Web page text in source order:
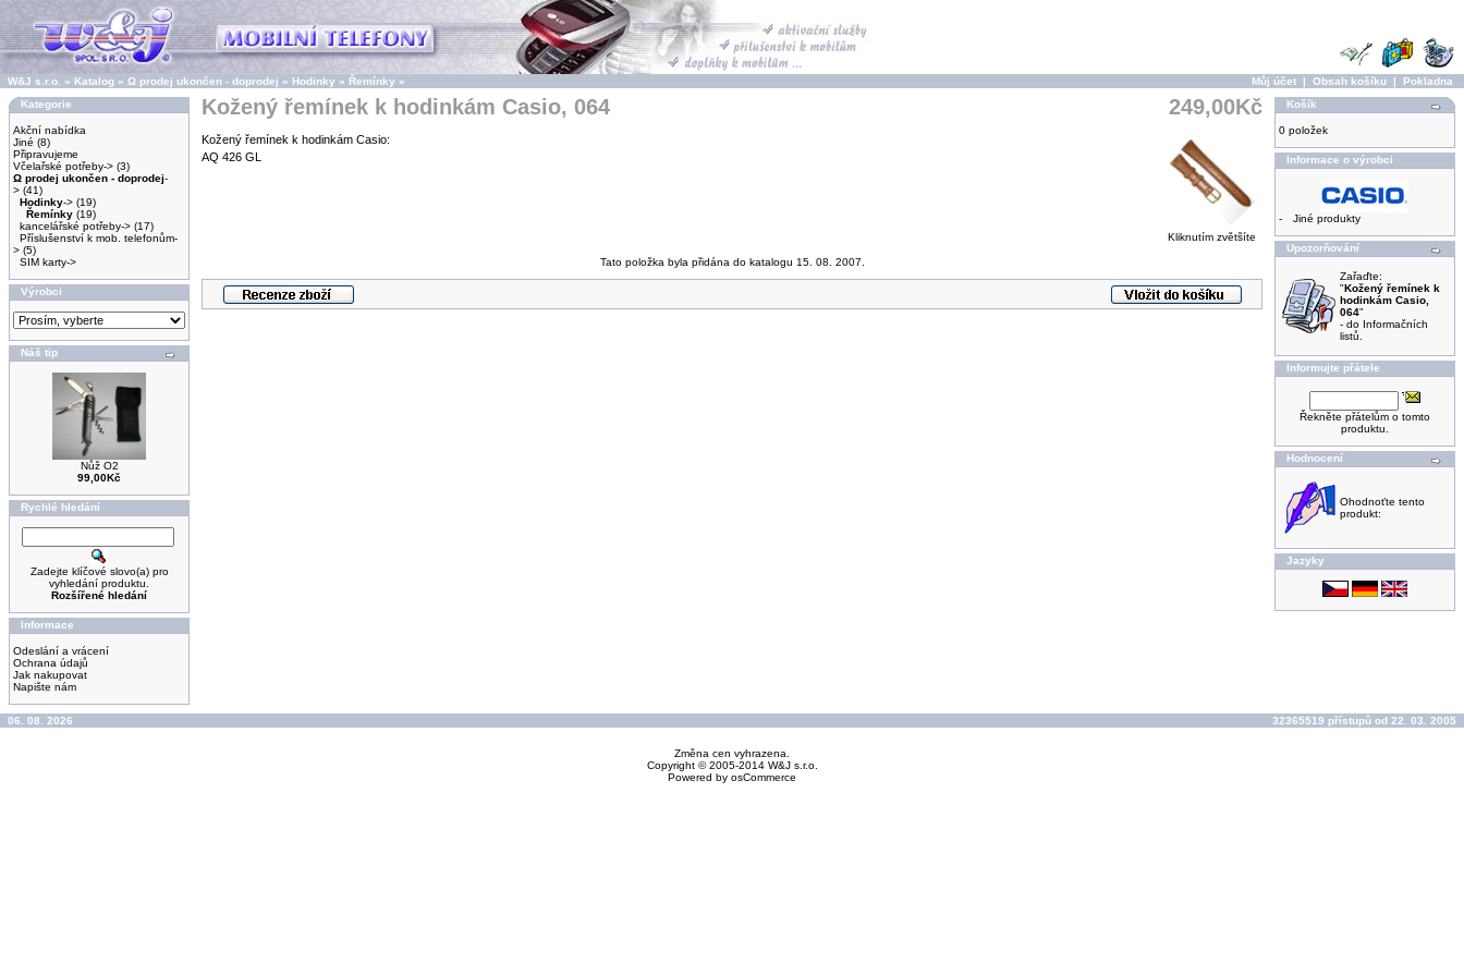
W&J s.r.o. » Katalog » Ω prodej ukončen - doprodej » Hodinky » Řemínky » Můj účet | Obsah košíku | Pokladna
Kategorie
Akční nabídka
Jiné (8)
Připravujeme
Včelařské potřeby-> (3)
Ω prodej ukončen - doprodej-
> (41)
Hodinky-> (19)
Řemínky (19)
kancelářské potřeby-> (17)
Příslušenství k mob. telefonům-
> (5)
SIM karty->
Výrobci
Náš tip
Nůž O2
99,00Kč
Rychlé hledání
Zadejte klíčové slovo(a) pro
vyhledání produktu.
Rozšířené hledání
Informace
Odeslání a vrácení
Ochrana údajů
Jak nakupovat
Napište nám
Kožený řemínek k hodinkám Casio, 064 249,00Kč
Kliknutím zvětšíte
Kožený řemínek k hodinkám Casio:
AQ 426 GL
Tato položka byla přidána do katalogu 15. 08. 2007.
Košík
0 položek
Informace o výrobci
- Jiné produkty
Upozorňování
Zařaďte:
"Kožený řemínek k
hodinkám Casio,
064"
- do Informačních
listů.
Informujte přátele
Řekněte přátelům o tomto
produktu.
Hodnocení
Ohodnoťte tento
produkt:
Jazyky
06. 08. 2026 32365519 přístupů od 22. 03. 2005
Změna cen vyhrazena.
Copyright © 2005-2014 W&J s.r.o.
Powered by osCommerce